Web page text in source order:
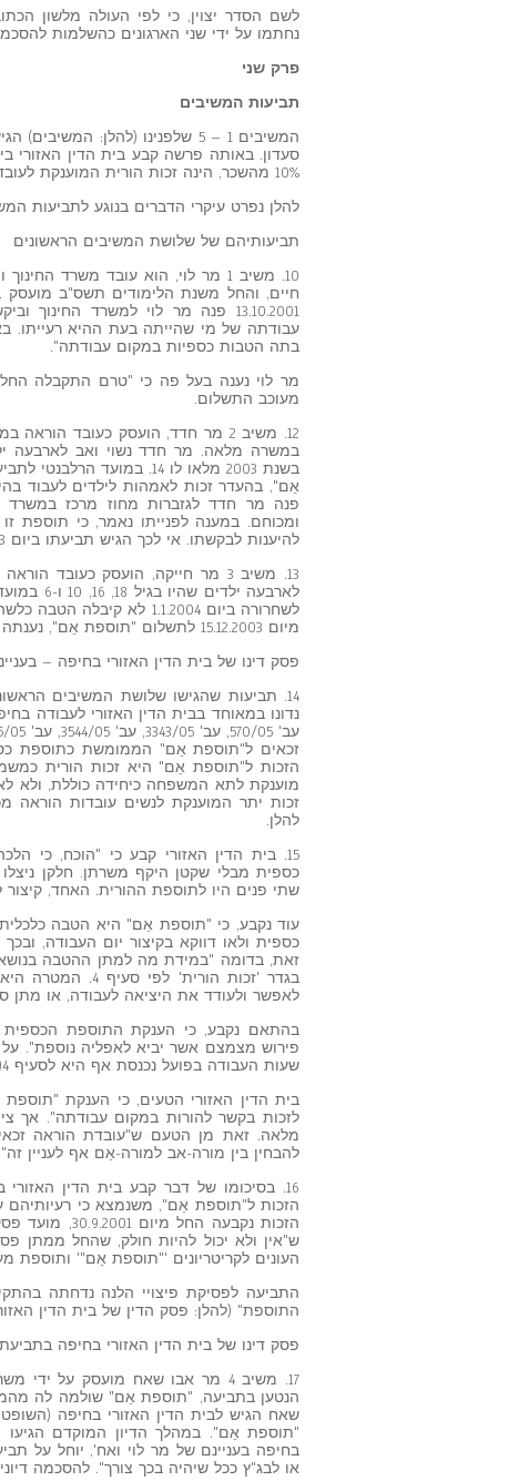
נחתמו על ידי שני הארגונים כהשלמות
פרק שני
תביעות המשיבים
המשיבים 1 – 5 שלפנינו (להלן:
סעדון. באותה פרשה קבע בית הדין
10% מהשכר, הינה זכות הורית המוענקת לעובדות הוראה ולעובדי הוראה מורים, כאחד.
להלן נפרט עיקרי הדברים בנוגע לתביעות
תביעותיהם של שלושת המשיבים הראשונים
10. משיב 1 מר לוי, הוא עובד משרד
חיים, והחל משנת הלימודים תשס"ב
13.10.2001 פנה מר לוי למשרד
בתה הטבות כספיות במקום עבודתה".
מר לוי נענה בעל פה כי "טרם התקבלה
מעוכב התשלום.
בשנת 2003 מלאו לו 14.
פנה מר חדד לגזברות מחוז מרכז במשרד
ומכוחם. במענה לפנייתו נאמר, כי תוספת
להיענות לבקשתו. אי לכך הגיש תביעתו ביום 15.6.2003.
13. משיב 3 מר חייקה, הועסק
לארבעה
לשחרורה ביום 1.1.2004
מיום 15.12.2003 לתשלום "תוספת אֵם", נענתה כי הנושא בטיפול. אי לכך הגיש תביעתו ביום 27.5.2004.
פסק דינו של בית הדין האזורי בחיפה –
14. תביעות שהגישו שלושת המשיבים
נדונו במאוחד בבית הדין האזורי לעבודה
זכאים ל"תוספת אֵם" הממומשת כתוספת
הזכות ל"תוספת אֵם" היא זכות הורית
מוענקת לתא המשפחה כיחידה כוללת, ולא
זכות יתר המוענקת לנשים עובדות הוראה
להלן.
15. בית הדין האזורי קבע כי "הוכח,
כספית מבלי שקטן היקף משרתן. חלקן
שתי פנים היו לתוספת ההורית. האחד,
עוד נקבע, כי "תוספת אֵם" היא הטבה
כספית ולאו דווקא בקיצור יום העבודה,
זאת, בדומה "במידת מה למתן ההטבה בנושא
בגדר 'זכות
לאפשר ולעודד את היציאה לעבודה, או
בהתאם נקבע, כי הענקת התוספת
פירוש מצמצם אשר יביא לאפליה נוספת".
שעות העבודה בפועל נכנסת אף היא לסעיף 4(ב)(2) ומהווה 'זכות הורית' ".
בית הדין האזורי הטעים, כי הענקת
לזכות בקשר להורות במקום עבודתה". אך
מלאה. זאת מן הטעם ש"עובדת הוראה
להבחין בין מורה-אב למורה-אֵם אף לעניין זה".
16. בסיכומו של דבר קבע בית הדין
הזכות ל"תוספת אֵם", משנמצא כי רעיותיהם
הזכות נקבעה
ש"אין ולא יכול להיות חולק, שהחל ממתן
העונים לקריטריונים '"תוספת אֵם"' ותוספת
התביעה לפסיקת פיצויי הלנה נדחתה
התוספת" (להלן: פסק הדין של בית הדין
פסק דינו של בית הדין האזורי בחיפה בתביעתו של משיב 4,
17. משיב 4 מר אבו שאח מועסק על
הנטען בתביעה, "תוספת אֵם" שולמה לה
"תוספת אֵם". במהלך הדיון המוקדם הגיעו
בחיפה בעניינם של מר לוי ואח', יוחל על
או לבג"ץ ככל שיהיה בכך צורך". להסכמה